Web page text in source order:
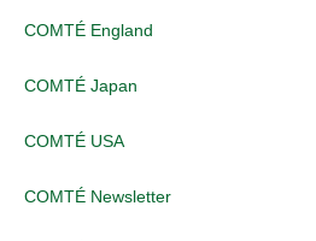
COMTÉ England
COMTÉ Japan
COMTÉ USA
COMTÉ Newsletter